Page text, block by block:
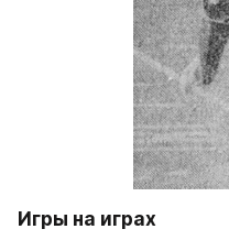
Игры на играх